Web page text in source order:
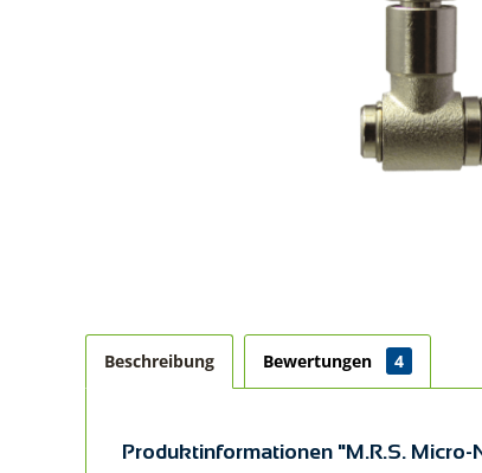
Beschreibung Bewertungen 4
Produktinformationen "M.R.S.